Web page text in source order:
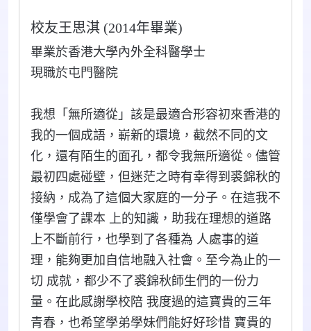
校友王思淇 (2014年畢業)
畢業於香港大學內外全科醫學士
現職於屯門醫院
我想「無所適從」該是最適合形容初來香港的
我的一個成語，嶄新的環境，截然不同的文
化，還有陌生的面孔，都令我無所適從。儘管
最初四處碰壁，但迷茫之時有幸得到裘錦秋的
接納，成為了這個大家庭的一分子。在這我不
僅學會了課本 上的知識，助我在理想的道路
上不斷前行，也學到了各種為 人處事的道
理，能夠更加自信地融入社會。至今為止的一
切 成就，都少不了裘錦秋師生們的一份力
量。在此感謝學校陪 我度過的這寶貴的三年
青春，也希望學弟學妹們能好好珍惜 寶貴的